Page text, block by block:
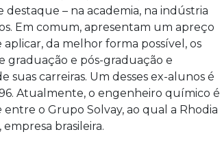
– na academia, na indústria
Em comum, apresentam um apreço
da melhor forma possível, os
graduação e pós-graduação e
carreiras. Um desses ex-alunos é
Atualmente, o engenheiro químico é
entre o Grupo Solvay, ao qual a Rhodia
brasileira.